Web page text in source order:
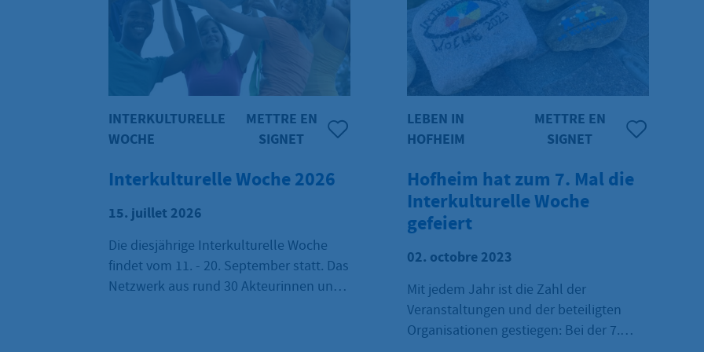
INTERKULTURELLE
WOCHE
METTRE EN
SIGNET
Interkulturelle Woche 2026
15. juillet 2026
Die diesjährige Interkulturelle Woche
findet vom 11. - 20. September statt. Das
Netzwerk aus rund 30 Akteurinnen und
LEBEN IN
HOFHEIM
METTRE EN
SIGNET
Hofheim hat zum 7. Mal die
Interkulturelle Woche
gefeiert
02. octobre 2023
Mit jedem Jahr ist die Zahl der
Veranstaltungen und der beteiligten
Organisationen gestiegen: Bei der 7.